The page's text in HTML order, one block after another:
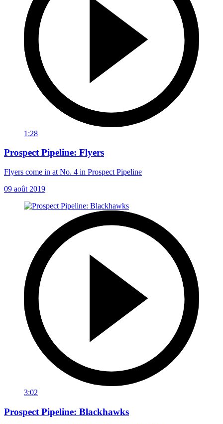
1:28
Prospect Pipeline: Flyers
Flyers come in at No. 4 in Prospect Pipeline
09 août 2019
3:02
Prospect Pipeline: Blackhawks